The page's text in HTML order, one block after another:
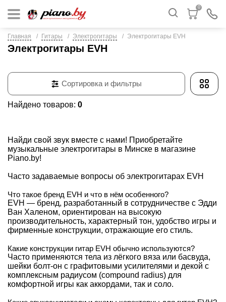
0
Главная Гитары Электрогитары Электрогитары EVH
Электрогитары EVH
Найдено товаров: 0
Сортировка и фильтры
Найди свой звук вместе с нами! Приобретайте
музыкальные электрогитары в Минске в магазине
Piano.by!
Часто задаваемые вопросы об электрогитарах EVH
Что такое бренд EVH и что в нём особенного?
EVH — бренд, разработанный в сотрудничестве с Эдди
Ван Халеном, ориентирован на высокую
производительность, характерный тон, удобство игры и
фирменные конструкции, отражающие его стиль.
Какие конструкции гитар EVH обычно используются?
Часто применяются тела из лёгкого вяза или басвуда,
шейки болт-он с графитовыми усилителями и декой с
комплексным радиусом (compound radius) для
комфортной игры как аккордами, так и соло.